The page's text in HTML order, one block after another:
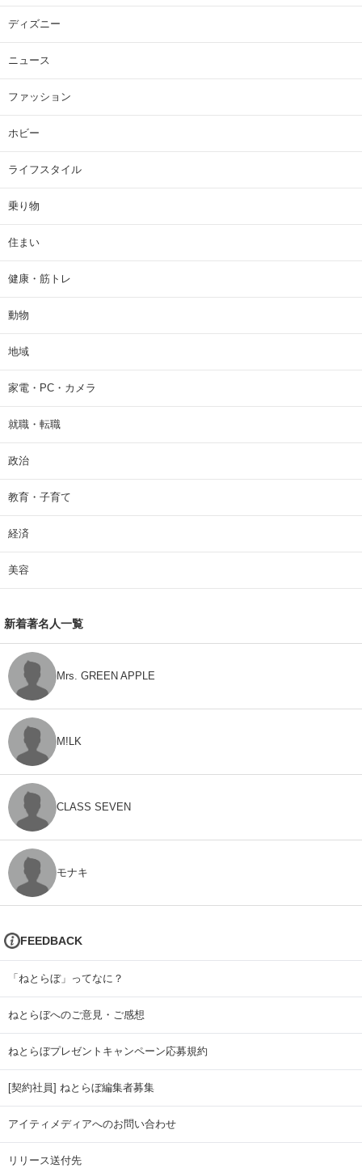
ディズニー
ニュース
ファッション
ホビー
ライフスタイル
乗り物
住まい
健康・筋トレ
動物
地域
家電・PC・カメラ
就職・転職
政治
教育・子育て
経済
美容
新着著名人一覧
Mrs. GREEN APPLE
M!LK
CLASS SEVEN
モナキ
FEEDBACK
「ねとらぼ」ってなに？
ねとらぼへのご意見・ご感想
ねとらぼプレゼントキャンペーン応募規約
[契約社員] ねとらぼ編集者募集
アイティメディアへのお問い合わせ
リリース送付先